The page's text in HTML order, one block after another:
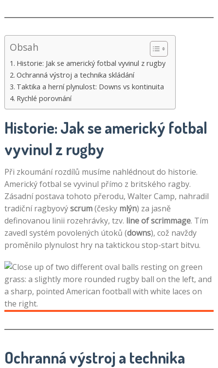
Obsah
Historie: Jak se americký fotbal vyvinul z rugby
Ochranná výstroj a technika skládání
Taktika a herní plynulost: Downs vs kontinuita
Rychlé porovnání
Historie: Jak se americký fotbal
vyvinul z rugby
Při zkoumání rozdílů musíme nahlédnout do historie.
Americký fotbal se vyvinul přímo z britského ragby.
Zásadní postava tohoto přerodu, Walter Camp, nahradil
tradiční ragbyovýscrum(česky mlýn) za jasně
definovanou linii rozehrávky, tzv. line of scrimmage. Tím
zavedl systém povolených útoků (downs), což navždy
proměnilo plynulost hry na taktickou stop-start bitvu.
Ochranná výstroj a technika